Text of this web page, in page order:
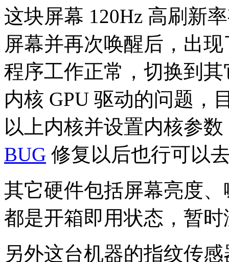
这块屏幕 120Hz 高刷新
屏幕并再次唤醒后，出
程序工作正常，切换到
内核 GPU 驱动的问题，
以上内核并设置内核参数
BUG 修复以后也行可以
其它硬件包括屏幕亮度
都是开箱即用状态，暂
另外这台机器的指纹传